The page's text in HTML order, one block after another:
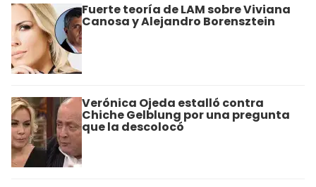
Fuerte teoría de LAM sobre Viviana
Canosa y Alejandro Borensztein
Verónica Ojeda estalló contra
Chiche Gelblung por una pregunta
que la descolocó